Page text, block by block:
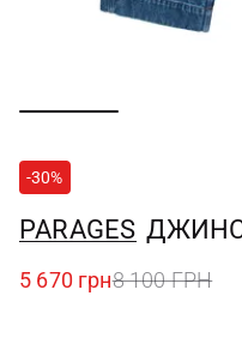
-30%
PARAGES
5 670 грн8 100 ГРН